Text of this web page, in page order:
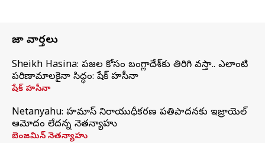
తాజా వార్తలు
Sheikh Hasina: ప్రజల కోసం బంగ్లాదేశ్‌కు తిరిగి వస్తా.. ఎలాంటి
పరిణామాలకైనా సిద్ధం: షేక్ హసీనా
షేక్ హసీనా
Netanyahu: హమాస్ నిరాయుధీకరణ ప్రతిపాదనకు ఇజ్రాయెల్
ఆమోదం లేదన్న నెతన్యాహు
బెంజమిన్ నెతన్యాహు